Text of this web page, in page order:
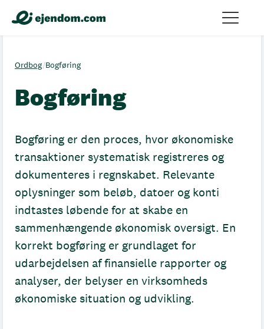
Ordbog/Bogføring
Bogføring
Bogføring er den proces, hvor økonomiske
transaktioner systematisk registreres og
dokumenteres i regnskabet. Relevante
oplysninger som beløb, datoer og konti
indtastes løbende for at skabe en
sammenhængende økonomisk oversigt. En
korrekt bogføring er grundlaget for
udarbejdelsen af finansielle rapporter og
analyser, der belyser en virksomheds
økonomiske situation og udvikling.